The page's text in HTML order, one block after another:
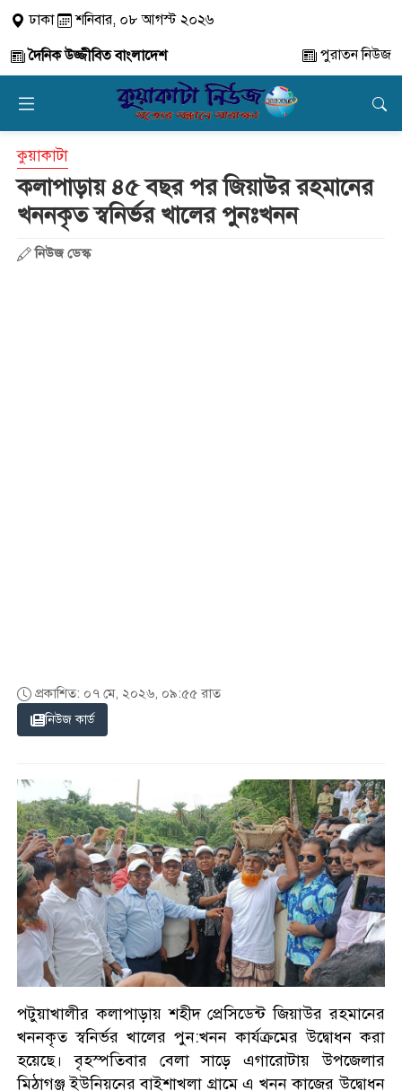
ঢাকা
শনিবার, ০৮ আগস্ট ২০২৬
দৈনিক উজ্জীবিত বাংলাদেশ
পুরাতন নিউজ
কুয়াকাটা
কলাপাড়ায় ৪৫ বছর পর জিয়াউর রহমানের
খননকৃত স্বনির্ভর খালের পুনঃখনন
নিউজ ডেস্ক
প্রকাশিত: ০৭ মে, ২০২৬, ০৯:৫৫ রাত
নিউজ কার্ড
পটুয়াখালীর কলাপাড়ায় শহীদ প্রেসিডেন্ট জিয়াউর রহমানের
খননকৃত স্বনির্ভর খালের পুন:খনন কার্যক্রমের উদ্বোধন করা
হয়েছে। বৃহস্পতিবার বেলা সাড়ে এগারোটায় উপজেলার
মিঠাগঞ্জ ইউনিয়নের বাইশাখলা গ্রামে এ খনন কাজের উদ্বোধন